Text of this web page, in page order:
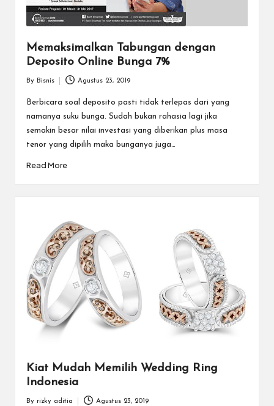
Memaksimalkan Tabungan dengan
Deposito Online Bunga 7%
by
By Bisnis Agustus 23, 2019
Berbicara soal deposito pasti tidak terlepas dari yang
namanya suku bunga. Sudah bukan rahasia lagi jika
semakin besar nilai investasi yang diberikan plus masa
tenor yang dipilih maka bunganya juga…
Read More
Kiat Mudah Memilih Wedding Ring
Indonesia
By rizky aditia Agustus 23, 2019